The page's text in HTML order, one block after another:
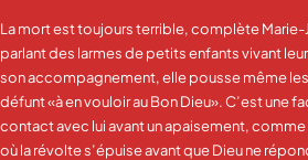
La mort est toujours terrible, complète Marie-
parlant des larmes de petits enfants vivant
son accompagnement, elle pousse même
défunt «à en vouloir au Bon Dieu». C’est une
contact avec lui avant un apaisement,
où la révolte s’épuise avant que Dieu ne